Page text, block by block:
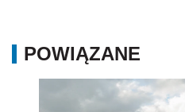
POWIĄZANE